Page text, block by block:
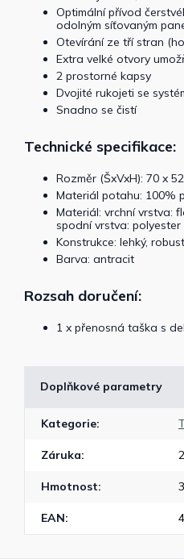
Optimální přívod
odolným síťovaným
Otevírání ze tří stran
Extra velké otvory
2 prostorné kapsy
Dvojité rukojeti se
Snadno se čistí
Technické specifikace:
Rozměr (ŠxVxH): 70 x
Materiál potahu: 100%
Materiál: vrchní vrstva:
spodní vrstva: polyester
Konstrukce: lehký,
Barva: antracit
Rozsah doručení:
1 x přenosná taška s
Doplňkové parametry
Kategorie:
Záruka:
Hmotnost:
EAN: